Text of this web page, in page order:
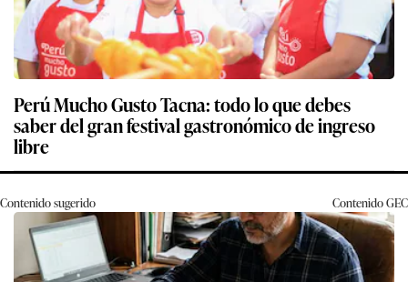
Perú Mucho Gusto Tacna: todo lo que debes
saber del gran festival gastronómico de ingreso
libre
Contenido sugerido ContenidoGEC